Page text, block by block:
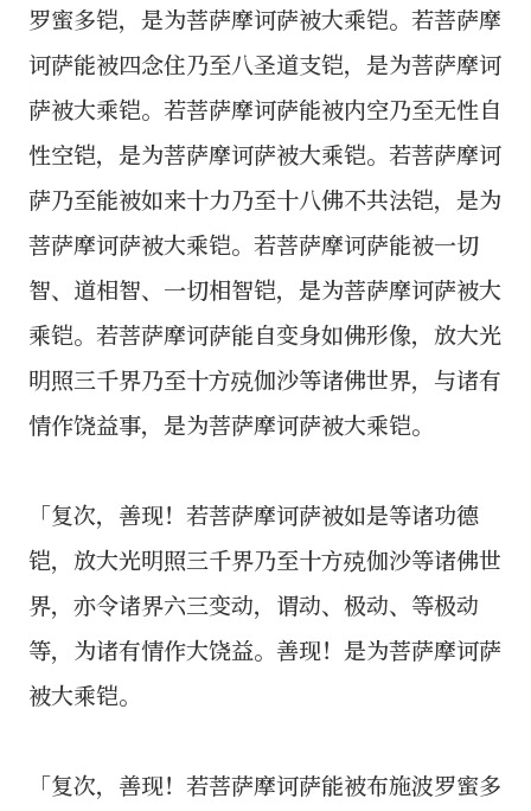
罗蜜多铠，是为菩萨摩诃萨被大乘铠。若菩萨摩
诃萨能被四念住乃至八圣道支铠，是为菩萨摩诃
萨被大乘铠。若菩萨摩诃萨能被内空乃至无性自
性空铠，是为菩萨摩诃萨被大乘铠。若菩萨摩诃
萨乃至能被如来十力乃至十八佛不共法铠，是为
菩萨摩诃萨被大乘铠。若菩萨摩诃萨能被一切
智、道相智、一切相智铠，是为菩萨摩诃萨被大
乘铠。若菩萨摩诃萨能自变身如佛形像，放大光
明照三千界乃至十方殑伽沙等诸佛世界，与诸有
情作饶益事，是为菩萨摩诃萨被大乘铠。
「复次，善现！若菩萨摩诃萨被如是等诸功德
铠，放大光明照三千界乃至十方殑伽沙等诸佛世
界，亦令诸界六三变动，谓动、极动、等极动
等，为诸有情作大饶益。善现！是为菩萨摩诃萨
被大乘铠。
「复次，善现！若菩萨摩诃萨能被布施波罗蜜多